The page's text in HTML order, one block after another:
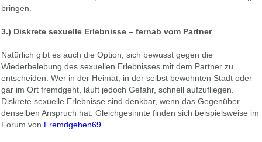
bringen.
3.) Diskrete sexuelle Erlebnisse – fernab vom Partner
Natürlich gibt es auch die Option, sich bewusst gegen die
Wiederbelebung des sexuellen Erlebnisses mit dem Partner zu
entscheiden. Wer in der Heimat, in der selbst bewohnten Stadt oder
gar im Ort fremdgeht, läuft jedoch Gefahr, schnell aufzufliegen.
Diskrete sexuelle Erlebnisse sind denkbar, wenn das Gegenüber
denselben Anspruch hat. Gleichgesinnte finden sich beispielsweise im
Forum von Fremdgehen69